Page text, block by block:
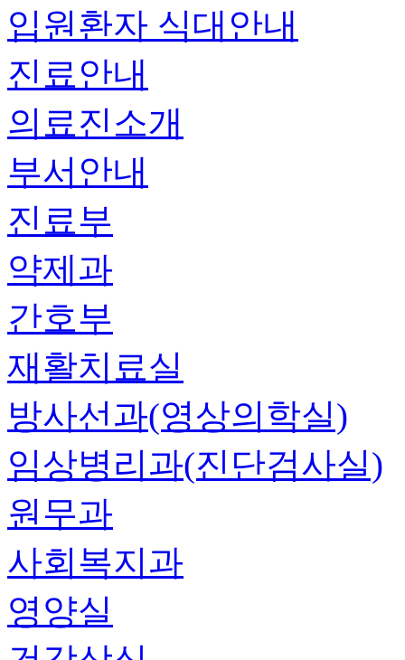
입원환자 식대안내
진료안내
의료진소개
부서안내
진료부
약제과
간호부
재활치료실
방사선과(영상의학실)
임상병리과(진단검사실)
원무과
사회복지과
영양실